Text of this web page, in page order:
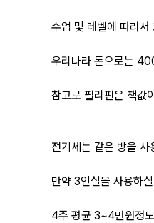
수업 및 레벨에 따라
우리나라 돈으로는
참고로 필리핀은 책값
전기세는 같은 방을
만약 3인실을 사용하
4주 평균 3~4만원정